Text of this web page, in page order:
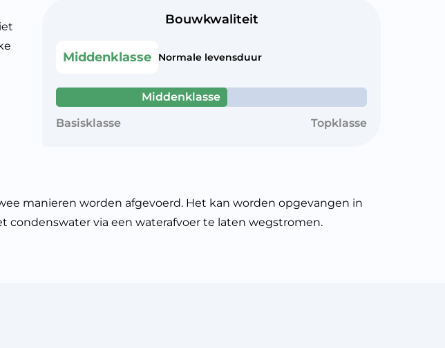
Bouwkwaliteit
Middenklasse Normale levensduur
Middenklasse
Basisklasse
Topklasse
manieren worden afgevoerd. Het kan worden opgevangen in
condenswater via een waterafvoer te laten wegstromen.